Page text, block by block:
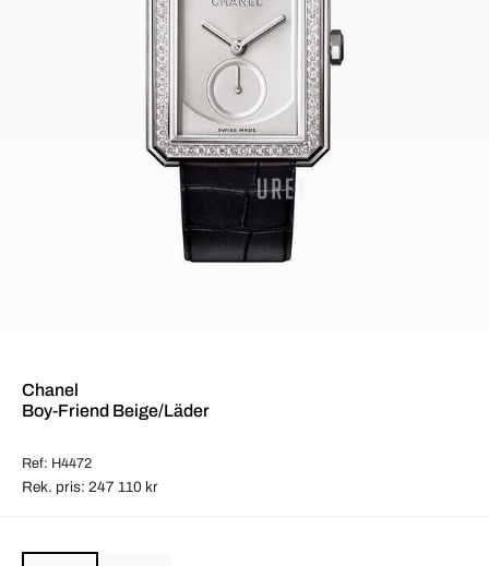
Chanel
Boy-Friend Beige/Läder
Ref: H4472
Rek. pris: 247 110 kr